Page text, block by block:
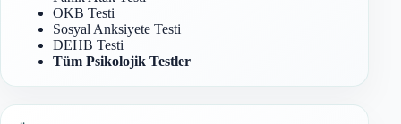
OKB Testi
Sosyal Anksiyete Testi
DEHB Testi
Tüm Psikolojik Testler